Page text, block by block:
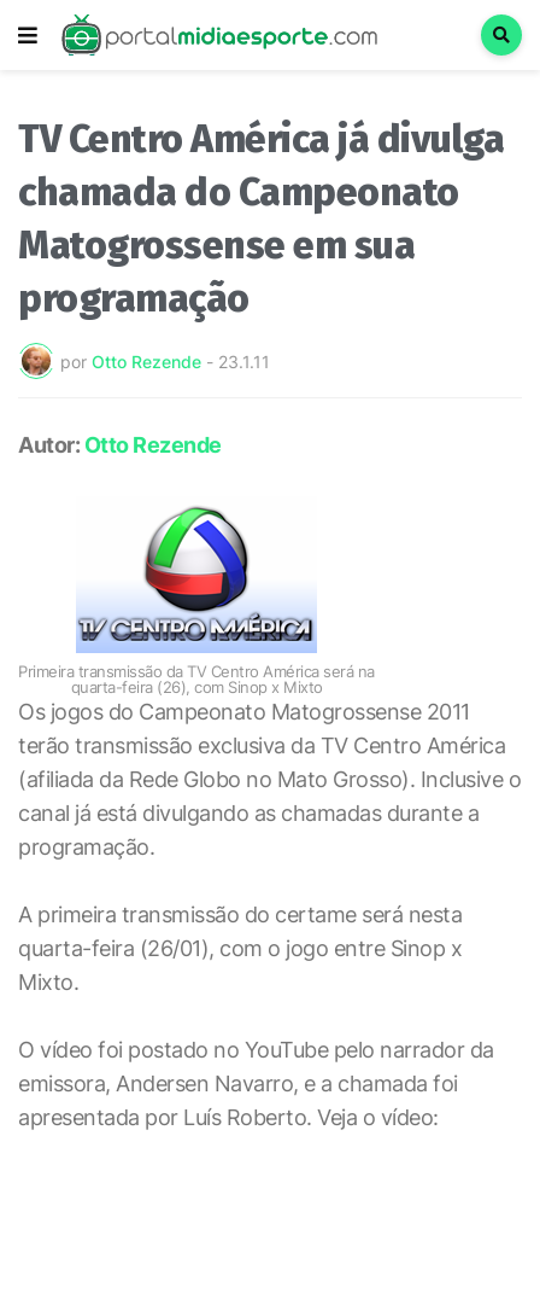
TV Centro América já divulga
chamada do Campeonato
Matogrossense em sua
programação
por Otto Rezende - 23.1.11
Autor: Otto Rezende
Primeira transmissão da TV Centro América será na
quarta-feira (26), com Sinop x Mixto
Os jogos do Campeonato Matogrossense 2011
terão transmissão exclusiva da TV Centro América
(afiliada da Rede Globo no Mato Grosso). Inclusive o
canal já está divulgando as chamadas durante a
programação.
A primeira transmissão do certame será nesta
quarta-feira (26/01), com o jogo entre Sinop x
Mixto.
O vídeo foi postado no YouTube pelo narrador da
emissora, Andersen Navarro, e a chamada foi
apresentada por Luís Roberto. Veja o vídeo: